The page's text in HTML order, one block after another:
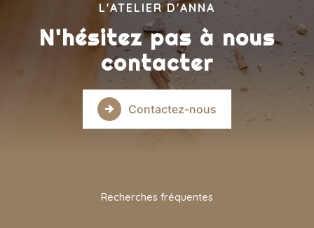
L'ATELIER D'ANNA
N'hésitez pas à nous
contacter
Contactez-nous
Recherches fréquentes